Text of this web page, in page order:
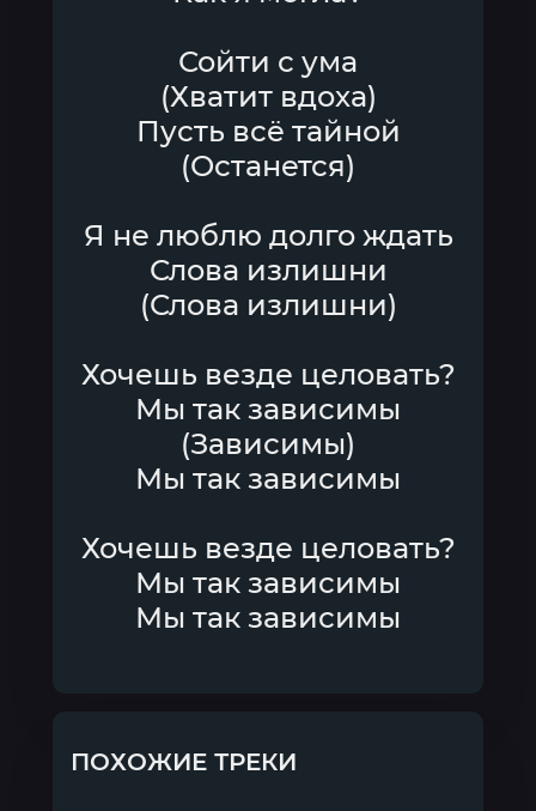
Сойти с ума
(Хватит вдоха)
Пусть всё тайной
(Останется)
Я не люблю долго ждать
Слова излишни
(Слова излишни)
Хочешь везде целовать?
Мы так зависимы
(Зависимы)
Мы так зависимы
Хочешь везде целовать?
Мы так зависимы
Мы так зависимы
ПОХОЖИЕ ТРЕКИ